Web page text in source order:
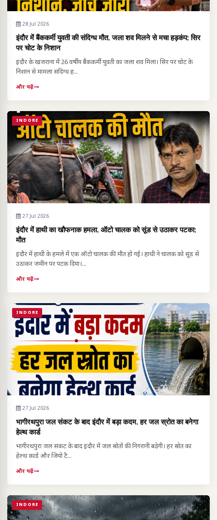
28 Jul 2026
इंदौर में बैंककर्मी युवती की संदिग्ध मौत, जला शव मिलने से मचा हड़कंप; सिर
पर चोट के निशान
इंदौर के खजराना में 26 वर्षीय बैंककर्मी युवती का जला शव मिला। सिर पर चोट के
निशान से मामला संदिग्ध ह...
और पढ़ें
INDORE
27 Jul 2026
इंदौर में हाथी का खौफनाक हमला, ऑटो चालक को सूंड से उठाकर पटका;
मौत
इंदौर में हाथी के हमले में एक ऑटो चालक की मौत हो गई। हाथी ने चालक को सूंड से
उठाकर जमीन पर पटक दिया।...
और पढ़ें
INDORE
27 Jul 2026
भागीरथपुरा जल संकट के बाद इंदौर में बड़ा कदम, हर जल स्रोत का बनेगा
हेल्थ कार्ड
भागीरथपुरा जल संकट के बाद इंदौर में जल स्रोतों की निगरानी बढ़ेगी। हर स्रोत का
हेल्थ कार्ड और जियो टै...
और पढ़ें
INDORE